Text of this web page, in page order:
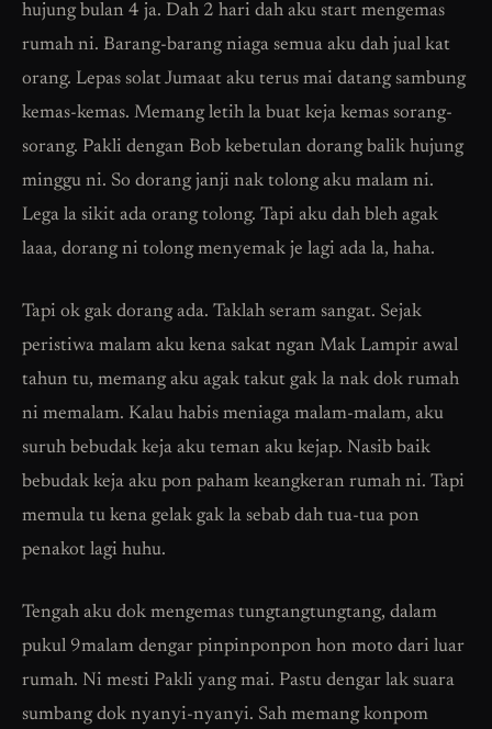
hujung bulan 4 ja. Dah 2 hari dah aku start mengemas
rumah ni. Barang-barang niaga semua aku dah jual kat
orang. Lepas solat Jumaat aku terus mai datang sambung
kemas-kemas. Memang letih la buat keja kemas sorang-
sorang. Pakli dengan Bob kebetulan dorang balik hujung
minggu ni. So dorang janji nak tolong aku malam ni.
Lega la sikit ada orang tolong. Tapi aku dah bleh agak
laaa, dorang ni tolong menyemak je lagi ada la, haha.
Tapi ok gak dorang ada. Taklah seram sangat. Sejak
peristiwa malam aku kena sakat ngan Mak Lampir awal
tahun tu, memang aku agak takut gak la nak dok rumah
ni memalam. Kalau habis meniaga malam-malam, aku
suruh bebudak keja aku teman aku kejap. Nasib baik
bebudak keja aku pon paham keangkeran rumah ni. Tapi
memula tu kena gelak gak la sebab dah tua-tua pon
penakot lagi huhu.
Tengah aku dok mengemas tungtangtungtang, dalam
pukul 9malam dengar pinpinponpon hon moto dari luar
rumah. Ni mesti Pakli yang mai. Pastu dengar lak suara
sumbang dok nyanyi-nyanyi. Sah memang konpom